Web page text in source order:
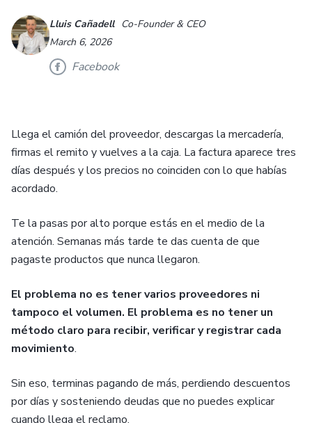
Lluis Cañadell
Co-Founder & CEO
March 6, 2026
Facebook
Llega el camión del proveedor, descargas la mercadería,
firmas el remito y vuelves a la caja. La factura aparece tres
días después y los precios no coinciden con lo que habías
acordado.
Te la pasas por alto porque estás en el medio de la
atención. Semanas más tarde te das cuenta de que
pagaste productos que nunca llegaron.
El problema no es tener varios proveedores ni
tampoco el volumen. El problema es no tener un
método claro para recibir, verificar y registrar cada
movimiento.
Sin eso, terminas pagando de más, perdiendo descuentos
por días y sosteniendo deudas que no puedes explicar
cuando llega el reclamo.